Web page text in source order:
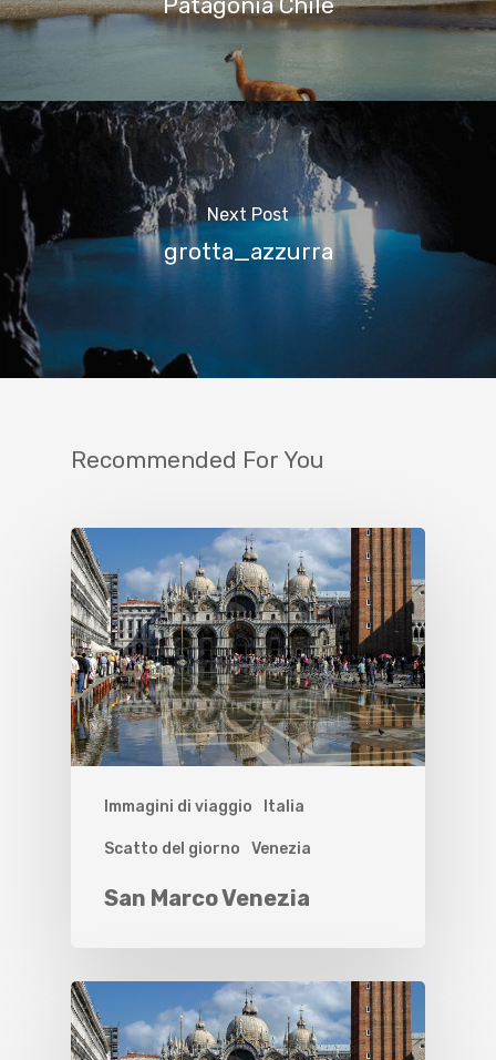
Next Post
grotta_azzurra
Recommended For You
Immagini di viaggio Italia
Scatto del giorno Venezia
San Marco Venezia